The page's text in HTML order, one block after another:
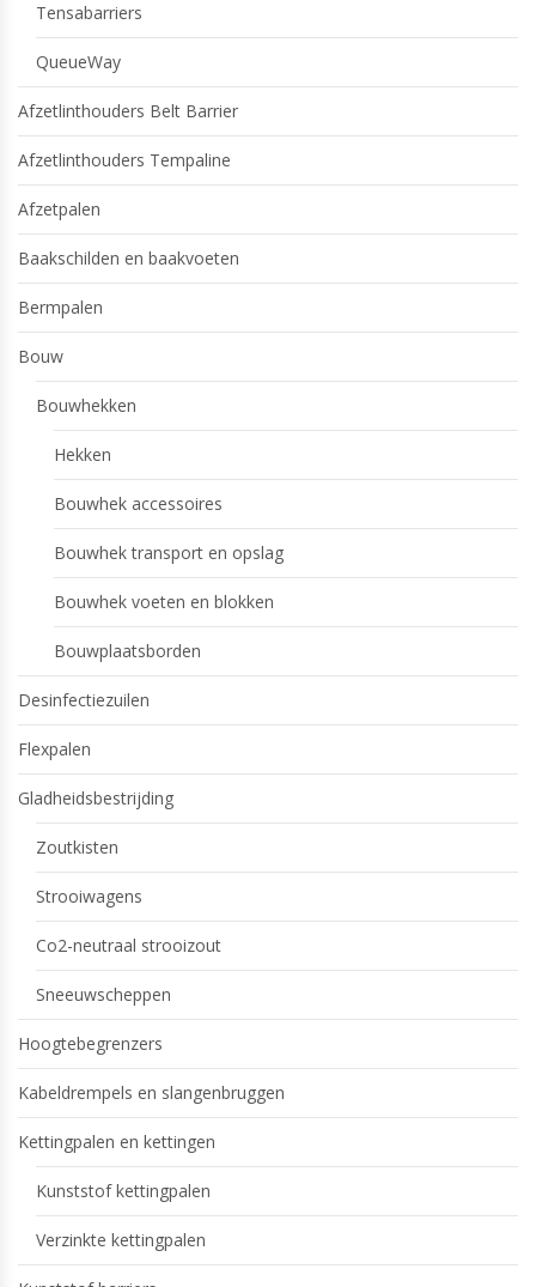
Tensabarriers
QueueWay
Afzetlinthouders Belt Barrier
Afzetlinthouders Tempaline
Afzetpalen
Baakschilden en baakvoeten
Bermpalen
Bouw
Bouwhekken
Hekken
Bouwhek accessoires
Bouwhek transport en opslag
Bouwhek voeten en blokken
Bouwplaatsborden
Desinfectiezuilen
Flexpalen
Gladheidsbestrijding
Zoutkisten
Strooiwagens
Co2-neutraal strooizout
Sneeuwscheppen
Hoogtebegrenzers
Kabeldrempels en slangenbruggen
Kettingpalen en kettingen
Kunststof kettingpalen
Verzinkte kettingpalen